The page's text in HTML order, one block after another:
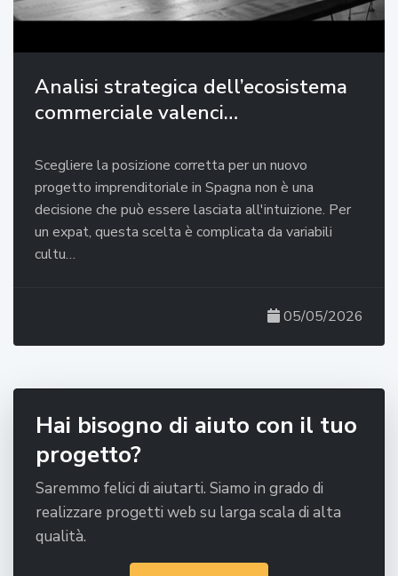
Analisi strategica dell’ecosistema
commerciale valenci…
Scegliere la posizione corretta per un nuovo
progetto imprenditoriale in Spagna non è una
decisione che può essere lasciata all'intuizione. Per
un expat, questa scelta è complicata da variabili
cultu…
05/05/2026
Hai bisogno di aiuto con il tuo
progetto?
Saremmo felici di aiutarti. Siamo in grado di
realizzare progetti web su larga scala di alta
qualità.